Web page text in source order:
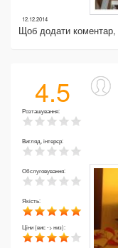
12.12.2014
Щоб додати коментар,
4.5
Розташування:
Вигляд, інтерєр:
Обслуговування:
Якість:
Ціни (вис -> низ):